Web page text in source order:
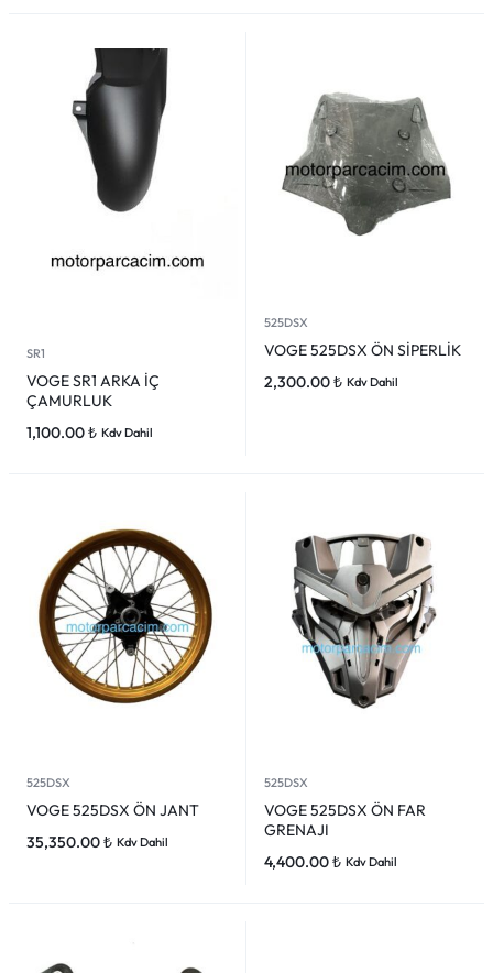
SR1
VOGE SR1 ARKA İÇ
ÇAMURLUK
1,100.00₺ Kdv Dahil
525DSX
VOGE 525DSX ÖN SİPERLİK
2,300.00₺ Kdv Dahil
525DSX
VOGE 525DSX ÖN JANT
35,350.00₺ Kdv Dahil
525DSX
VOGE 525DSX ÖN FAR
GRENAJI
4,400.00₺ Kdv Dahil